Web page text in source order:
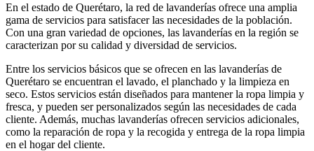
En el estado de Querétaro, la red de lavanderías ofrece una amplia
gama de servicios para satisfacer las necesidades de la población.
Con una gran variedad de opciones, las lavanderías en la región se
caracterizan por su calidad y diversidad de servicios.
Entre los servicios básicos que se ofrecen en las lavanderías de
Querétaro se encuentran el lavado, el planchado y la limpieza en
seco. Estos servicios están diseñados para mantener la ropa limpia y
fresca, y pueden ser personalizados según las necesidades de cada
cliente. Además, muchas lavanderías ofrecen servicios adicionales,
como la reparación de ropa y la recogida y entrega de la ropa limpia
en el hogar del cliente.